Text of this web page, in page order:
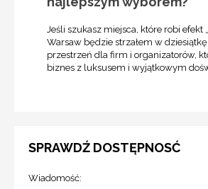
Jeśli szukasz miejsca, które robi efekt
Warsaw będzie strzałem w
przestrzeń dla firm i organizatorów,
biznes z luksusem i wyjątkowym
SPRAWDŹ DOSTĘPNOSĆ
Wiadomość: